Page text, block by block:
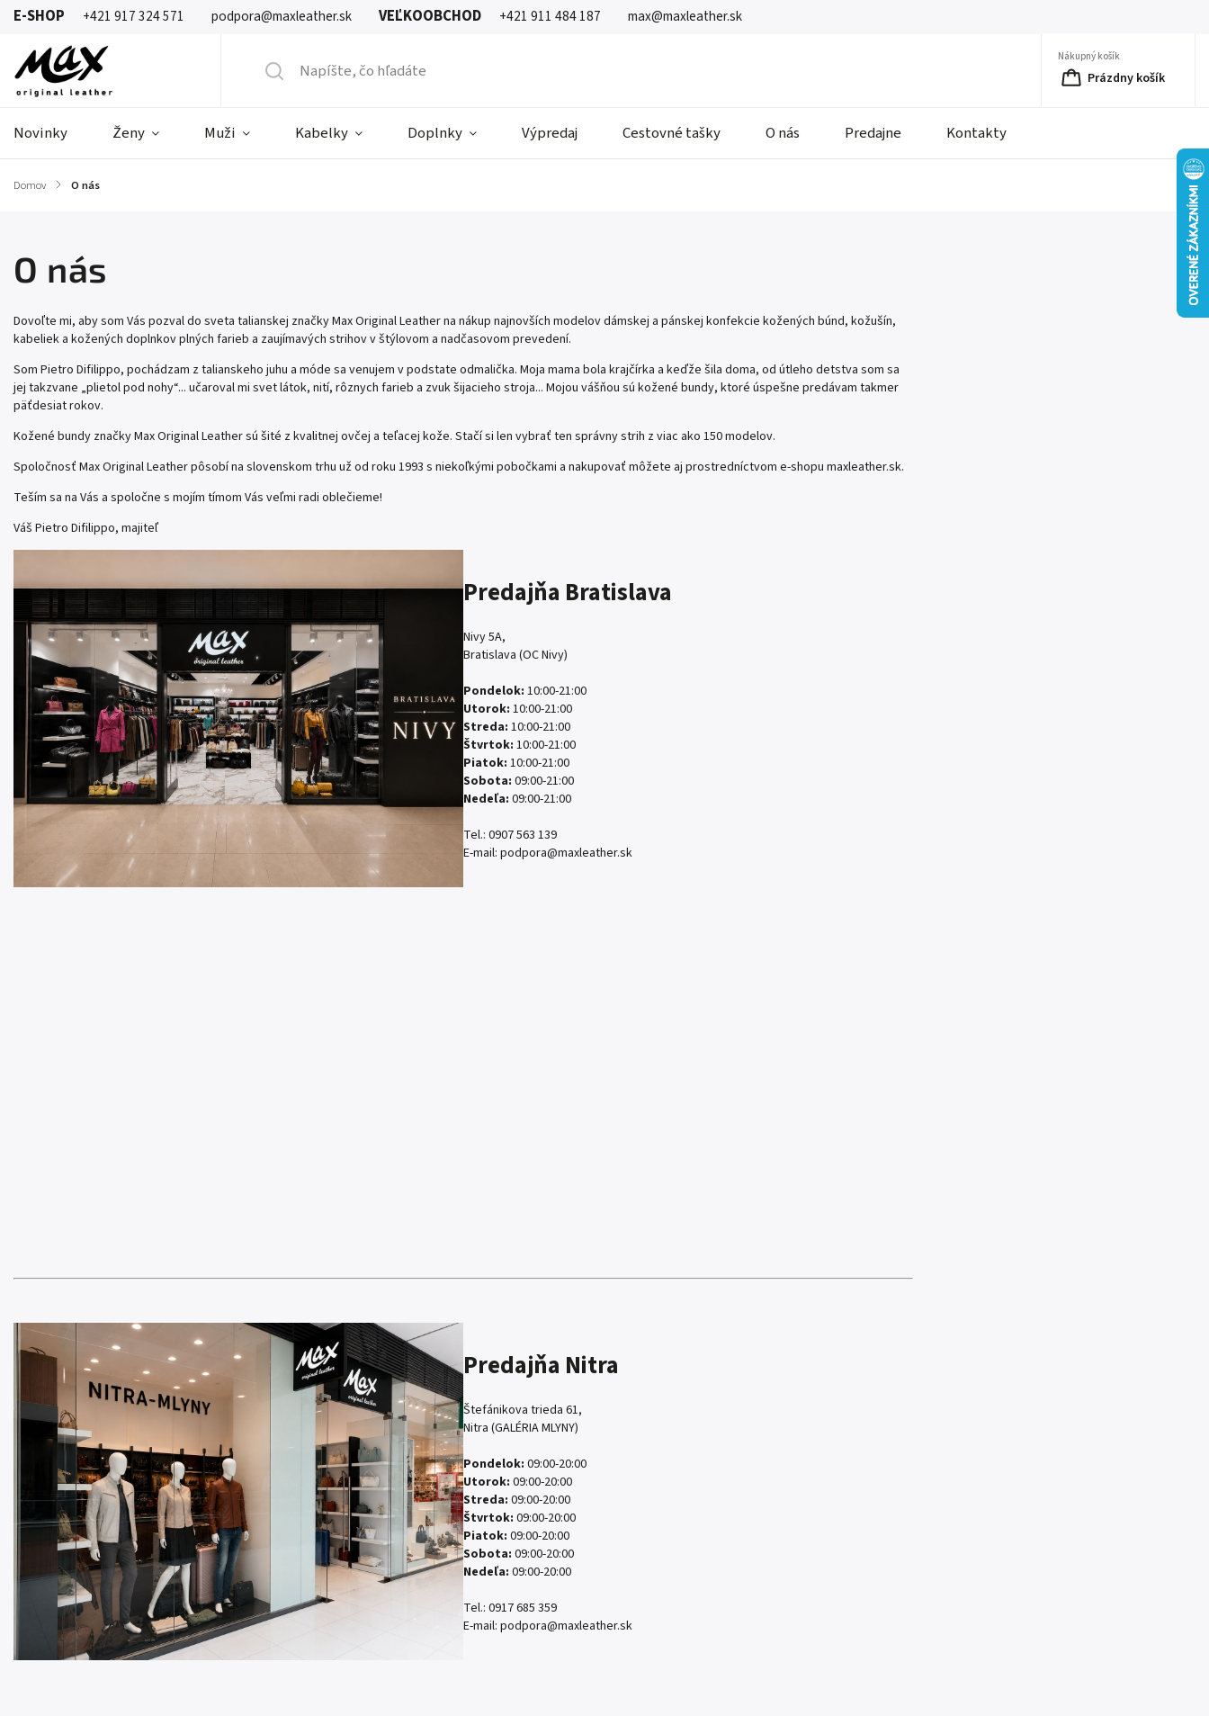
E-SHOP +421 917 324 571 podpora@maxleather.sk VEĽKOOBCHOD +421 911 484 187 max@maxleather.sk
Nákupný košík
Prázdny košík
Novinky Ženy Muži Kabelky Doplnky Výpredaj Cestovné tašky O nás Predajne Kontakty
Domov / O nás
O nás
Dovoľte mi, aby som Vás pozval do sveta talianskej značky Max Original Leather na nákup najnovších modelov dámskej a pánskej konfekcie kožených búnd, kožušín,
kabeliek a kožených doplnkov plných farieb a zaujímavých strihov v štýlovom a nadčasovom prevedení.
Som Pietro Difilippo, pochádzam z talianskeho juhu a móde sa venujem v podstate odmalička. Moja mama bola krajčírka a keďže šila doma, od útleho detstva som sa
jej takzvane „plietol pod nohy“... učaroval mi svet látok, nití, rôznych farieb a zvuk šijacieho stroja... Mojou vášňou sú kožené bundy, ktoré úspešne predávam takmer
päťdesiat rokov.
Kožené bundy značky Max Original Leather sú šité z kvalitnej ovčej a teľacej kože. Stačí si len vybrať ten správny strih z viac ako 150 modelov.
Spoločnosť Max Original Leather pôsobí na slovenskom trhu už od roku 1993 s niekoľkými pobočkami a nakupovať môžete aj prostredníctvom e-shopu maxleather.sk.
Teším sa na Vás a spoločne s mojím tímom Vás veľmi radi oblečieme!
Váš Pietro Difilippo, majiteľ
Predajňa Bratislava
Nivy 5A,
Bratislava (OC Nivy)
Pondelok: 10:00-21:00
Utorok: 10:00-21:00
Streda: 10:00-21:00
Štvrtok: 10:00-21:00
Piatok: 10:00-21:00
Sobota: 09:00-21:00
Nedeľa: 09:00-21:00
Tel.: 0907 563 139
E-mail: podpora@maxleather.sk
Predajňa Nitra
Štefánikova trieda 61,
Nitra (GALÉRIA MLYNY)
Pondelok: 09:00-20:00
Utorok: 09:00-20:00
Streda: 09:00-20:00
Štvrtok: 09:00-20:00
Piatok: 09:00-20:00
Sobota: 09:00-20:00
Nedeľa: 09:00-20:00
Tel.: 0917 685 359
E-mail: podpora@maxleather.sk